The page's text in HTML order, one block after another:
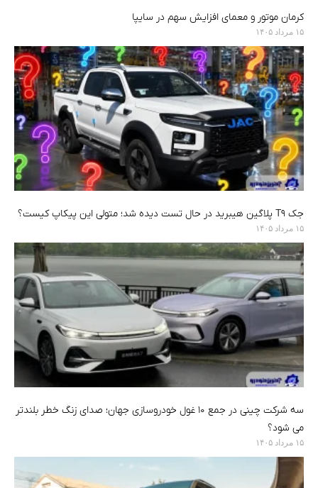
کرمان موتور و معمای افزایش سهم در سایپا
۱۵ مرداد ۱۴۰۵
جک T9 پلاگین هیبرید در حال تست دیده شد؛ متولی این پیکاپ کیست؟
۱۵ مرداد ۱۴۰۵
سه شرکت چینی در جمع ۱۰ غول خودروسازی جهان؛ صدای زنگ خطر بلندتر
می شود؟
۱۵ مرداد ۱۴۰۵